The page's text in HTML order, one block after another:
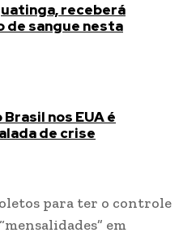
receberá
de sangue nesta
nos EUA é
de crise
para ter o controle
em